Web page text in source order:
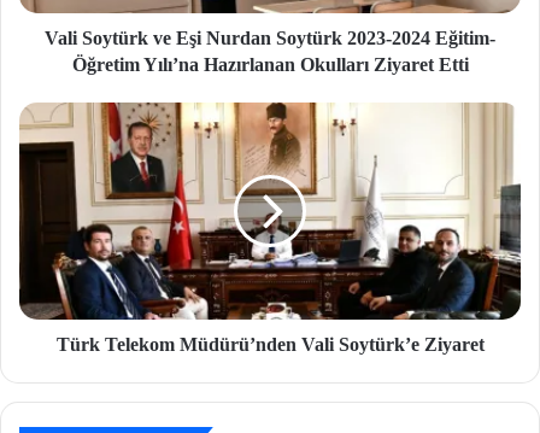
Vali Soytürk ve Eşi Nurdan Soytürk 2023-2024 Eğitim-
Öğretim Yılı’na Hazırlanan Okulları Ziyaret Etti
Türk Telekom Müdürü’nden Vali Soytürk’e Ziyaret